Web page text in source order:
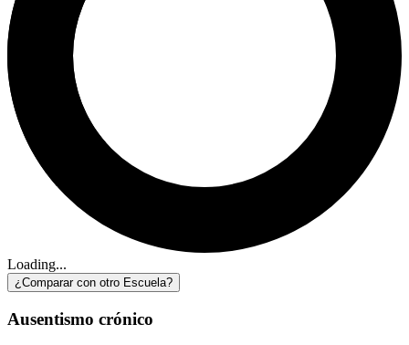
Loading...
¿Comparar con otro Escuela?
Ausentismo crónico